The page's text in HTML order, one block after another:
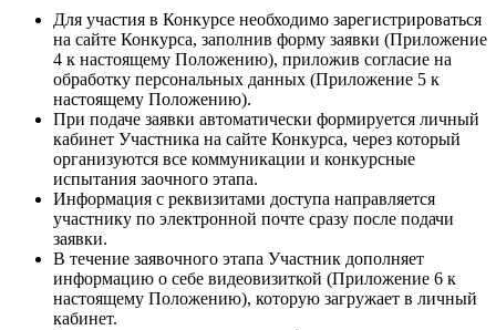
Для участия в Конкурсе необходимо зарегистрироваться
на сайте Конкурса, заполнив форму заявки (Приложение
4 к настоящему Положению), приложив согласие на
обработку персональных данных (Приложение 5 к
настоящему Положению).
При подаче заявки автоматически формируется личный
кабинет Участника на сайте Конкурса, через который
организуются все коммуникации и конкурсные
испытания заочного этапа.
Информация с реквизитами доступа направляется
участнику по электронной почте сразу после подачи
заявки.
В течение заявочного этапа Участник дополняет
информацию о себе видеовизиткой (Приложение 6 к
настоящему Положению), которую загружает в личный
кабинет.